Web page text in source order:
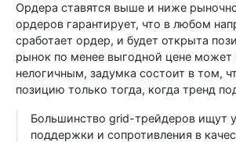
Ордера ставятся выше и ниже
ордеров гарантирует, что в любом
сработает ордер, и будет открыта
рынок по менее выгодной цене может
нелогичным, задумка состоит в том,
позицию только тогда, когда тренд
Большинство grid-трейдеров ищут
поддержки и сопротивления в